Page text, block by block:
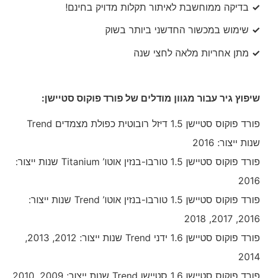
✓ בדיקה ממוחשבת לאיתור תקלות מדויק בחינם!
✓ שימוש במכשור החדשני ביותר בשוק
✓ מתן אחריות מלאה לחצי שנה
שיפוץ גיר עבור מגוון מודלים של פורד פוקוס סטיישן:
פורד פוקוס סטיישן 1.5 דיזל רובוטית כפולת מצמדים Trend
שנות ייצור: 2016
פורד פוקוס סטיישן 1.5 טורבו-בנזין אוטו’ Titanium שנות ייצור:
2016
פורד פוקוס סטיישן 1.5 טורבו-בנזין אוטו’ Trend שנות ייצור:
2016, 2017, 2018
פורד פוקוס סטיישן 1.6 ידני Trend שנות ייצור: 2012, 2013,
2014
פורד פוקוס סטיישן 1.6 סטיישן Trend שנות ייצור: 2009, 2010,